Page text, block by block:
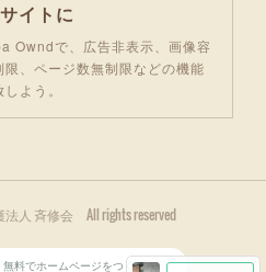
イトに
Owndで、広告非表示、画像容
限、ページ数無制限などの機能
よう。
法人 斉修会 All rights reserved
無料でホームページをつくろう